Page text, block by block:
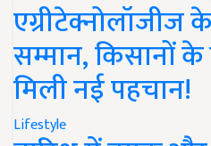
एग्रीटेक्नोलॉजीज
सम्मान, किसानों
मिली नई पहचान!
Lifestyle